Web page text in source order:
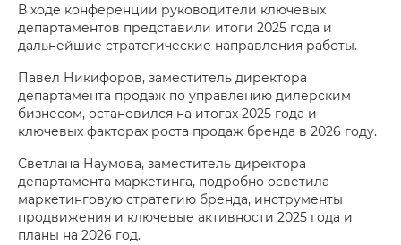
В ходе конференции руководители ключевых
департаментов представили итоги 2025 года и
дальнейшие стратегические направления работы.
Павел Никифоров, заместитель директора
департамента продаж по управлению дилерским
бизнесом, остановился на итогах 2025 года и
ключевых факторах роста продаж бренда в 2026 году.
Светлана Наумова, заместитель директора
департамента маркетинга, подробно осветила
маркетинговую стратегию бренда, инструменты
продвижения и ключевые активности 2025 года и
планы на 2026 год.